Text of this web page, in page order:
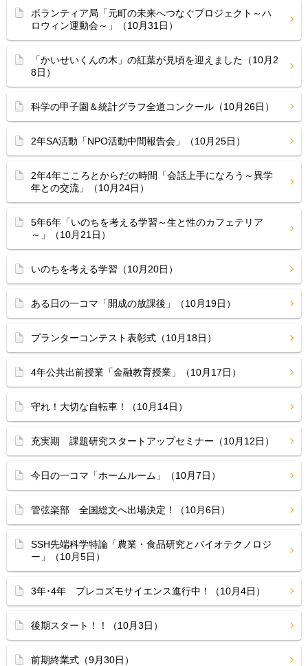
ボランティア局「元町の未来へつなぐプロジェクト～ハ
ロウィン運動会～」（10月31日）
「かいせいくんの木」の紅葉が見頃を迎えました（10月2
8日）
科学の甲子園＆統計グラフ全道コンクール（10月26日）
2年SA活動「NPO活動中間報告会」（10月25日）
2年4年こころとからだの時間「会話上手になろう～異学
年との交流」（10月24日）
5年6年「いのちを考える学習～生と性のカフェテリア
～」（10月21日）
いのちを考える学習（10月20日）
ある日の一コマ「開成の放課後」（10月19日）
プランターコンテスト表彰式（10月18日）
4年公共出前授業「金融教育授業」（10月17日）
守れ！大切な自転車！（10月14日）
充実期 課題研究スタートアップセミナー（10月12日）
今日の一コマ「ホームルーム」（10月7日）
管弦楽部 全国総文へ出場決定！（10月6日）
SSH先端科学特論「農業・食品研究とバイオテクノロジ
ー」（10月5日）
3年･4年 プレコズモサイエンス進行中！（10月4日）
後期スタート！！（10月3日）
前期終業式（9月30日）